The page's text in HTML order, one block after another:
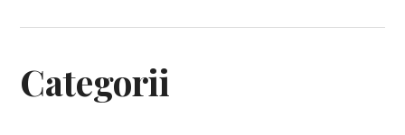
Categorii